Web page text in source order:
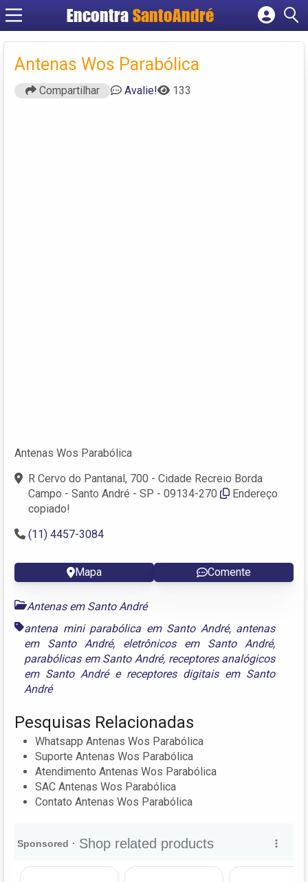
Encontra SantoAndré
Cadastrar empresa
Criar conta
Antenas Wos Parabólica
Compartilhar Avalie! 133
Antenas Wos Parabólica
R Cervo do Pantanal, 700 - Cidade Recreio Borda
Campo - Santo André - SP - 09134-270
Endereço
copiado!
(11) 4457-3084
Mapa Comente
Antenas em Santo André
antena mini parabólica em Santo André, antenas
em Santo André, eletrônicos em Santo André,
parabólicas em Santo André, receptores analógicos
em Santo Andrée receptores digitais em Santo
André
Pesquisas Relacionadas
Whatsapp Antenas Wos Parabólica
Suporte Antenas Wos Parabólica
Atendimento Antenas Wos Parabólica
SAC Antenas Wos Parabólica
Contato Antenas Wos Parabólica